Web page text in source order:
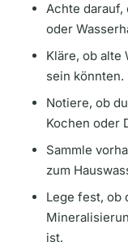
Achte darauf,
oder
Kläre, ob alte
sein könnten.
Notiere, ob
Kochen oder
Sammle
zum
Lege fest, ob
ist.